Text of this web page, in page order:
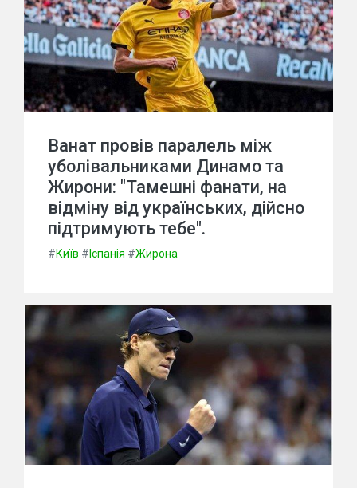
Ванат провів паралель між
уболівальниками Динамо та
Жирони: "Тамешні фанати, на
відміну від українських, дійсно
підтримують тебе".
#Київ # Іспанія #Жирона